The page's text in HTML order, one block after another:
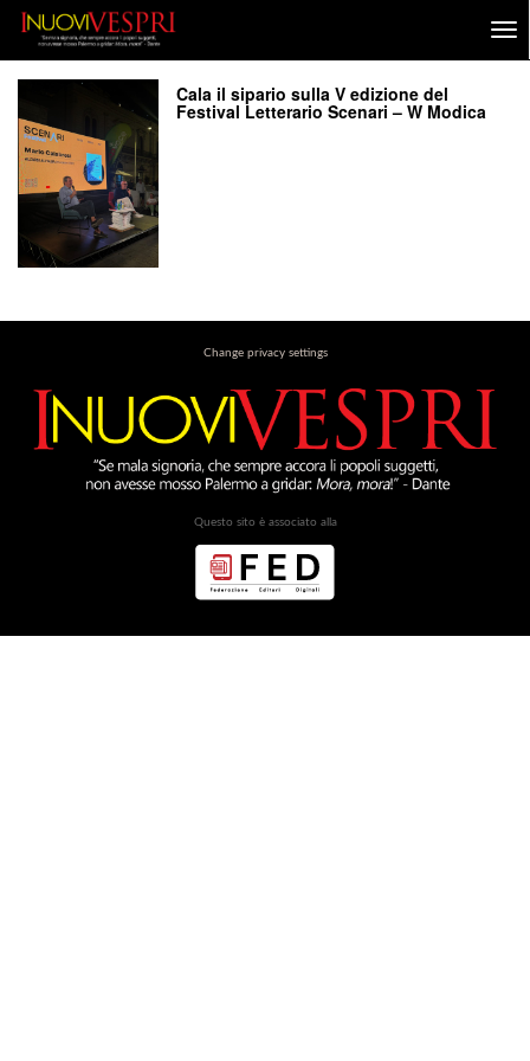
Cala il sipario sulla V edizione del
Festival Letterario Scenari – W Modica
Change privacy settings
Questo sito è associato alla